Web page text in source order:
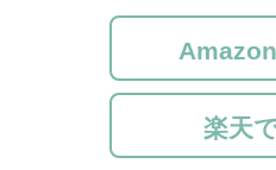
楽天